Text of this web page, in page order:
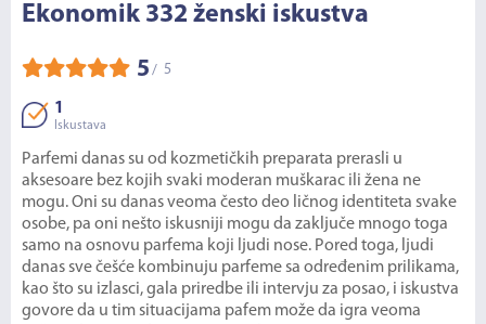
Ekonomik 332 ženski iskustva
5 / 5
1
Iskustava
Parfemi danas su od kozmetičkih preparata prerasli u
aksesoare bez kojih svaki moderan muškarac ili žena ne
mogu. Oni su danas veoma često deo ličnog identiteta svake
osobe, pa oni nešto iskusniji mogu da zaključe mnogo toga
samo na osnovu parfema koji ljudi nose. Pored toga, ljudi
danas sve češće kombinuju parfeme sa određenim prilikama,
kao što su izlasci, gala priredbe ili intervju za posao, i iskustva
govore da u tim situacijama pafem može da igra veoma